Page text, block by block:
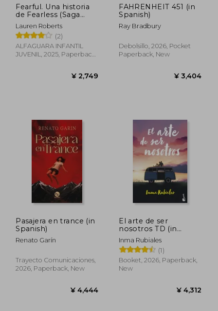
Fearful. Una historia
de Fearless (Saga
Powerless 3.5) (in
Spanish)
Lauren Roberts
(2)
ALFAGUARA INFANTIL
JUVENIL, 2025, Paperback,
FAHRENHEIT 451 (in
Spanish)
Ray Bradbury
Debolsillo, 2026, Pocket
Paperback, New
Pasajera en trance (in
Spanish)
Renato Garín
Trayecto Comunicaciones,
2026, Paperback, New
El arte de ser
nosotros TD (in
Spanish)
Inma Rubiales
(1)
Booket, 2026, Paperback,
New